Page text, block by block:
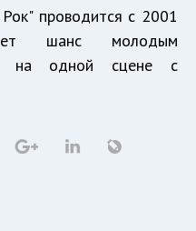
проводится с 2001
шанс молодым
на одной сцене с